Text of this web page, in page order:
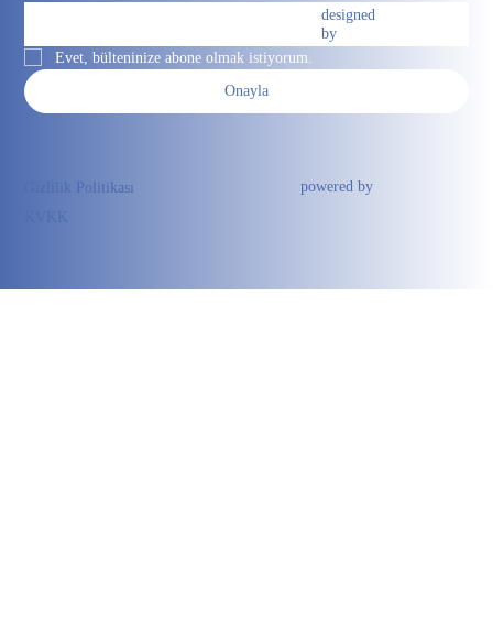
Evet, bülteninize abone olmak istiyorum.
Onayla
designed
by
Gizlilik Politikası
KVKK
powered by